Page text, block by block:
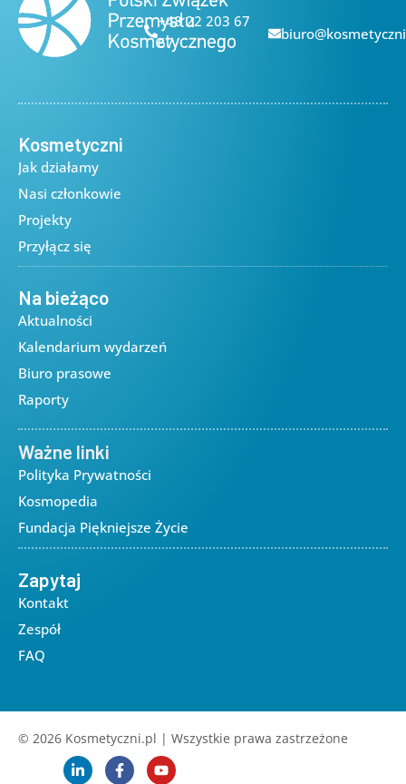
+48 22 203 67
67
Kosmetyczni
Jak działamy
Nasi członkowie
Projekty
Przyłącz się
Na bieżąco
Aktualności
Kalendarium wydarzeń
Biuro prasowe
Raporty
Ważne linki
Polityka Prywatności
Kosmopedia
Fundacja Piękniejsze Życie
Zapytaj
Kontakt
Zespół
FAQ
© 2026 Kosmetyczni.pl | Wszystkie prawa zastrzeżone